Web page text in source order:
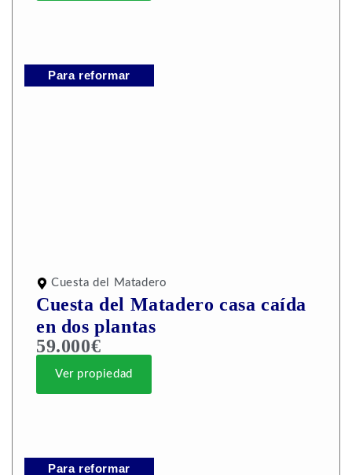
Para reformar
Cuesta del Matadero
Cuesta del Matadero casa caída
en dos plantas
59.000€
Ver propiedad
Para reformar